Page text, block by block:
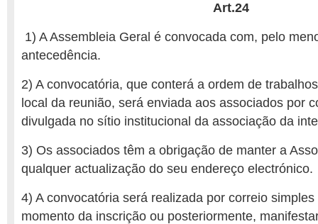
Art.24
1) A Assembleia Geral é convocada com, pelo
antecedência.
2) A convocatória, que conterá a ordem de
local da reunião, será enviada aos associados por
divulgada no sítio institucional da associação da
3) Os associados têm a obrigação de manter a
qualquer actualização do seu endereço electrónico.
4) A convocatória será realizada por correio
momento da inscrição ou posteriormente,